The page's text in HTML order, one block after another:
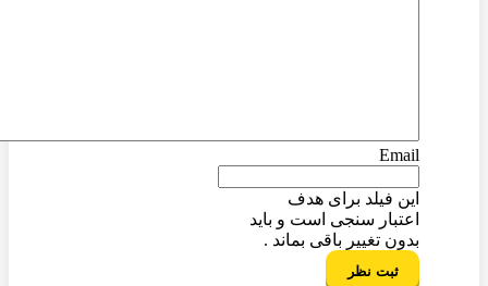
Email
این فیلد برای هدف
اعتبار سنجی است و باید
بدون تغییر باقی بماند .